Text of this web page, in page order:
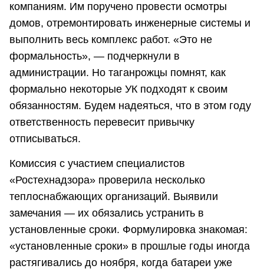
компаниям. Им поручено провести осмотры
домов, отремонтировать инженерные системы и
выполнить весь комплекс работ. «Это не
формальность», — подчеркнули в
администрации. Но таганрожцы помнят, как
формально некоторые УК подходят к своим
обязанностям. Будем надеяться, что в этом году
ответственность перевесит привычку
отписываться.
Комиссия с участием специалистов
«Ростехнадзора» проверила несколько
теплоснабжающих организаций. Выявили
замечания — их обязались устранить в
установленные сроки. Формулировка знакомая:
«установленные сроки» в прошлые годы иногда
растягивались до ноября, когда батареи уже